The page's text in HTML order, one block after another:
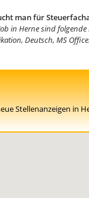
man für
in Herne sind
Deutsch, MS Office.
Stellenanzeigen in